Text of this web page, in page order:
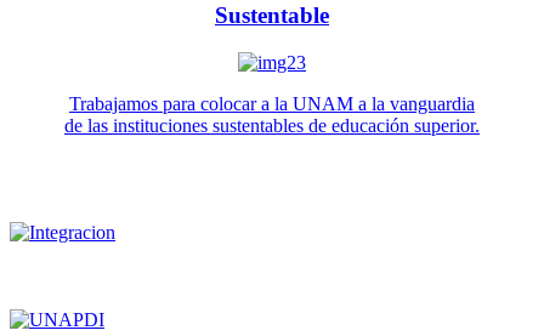
Sustentable
Trabajamos para colocar a la UNAM a la vanguardia
de las instituciones sustentables de educación superior.